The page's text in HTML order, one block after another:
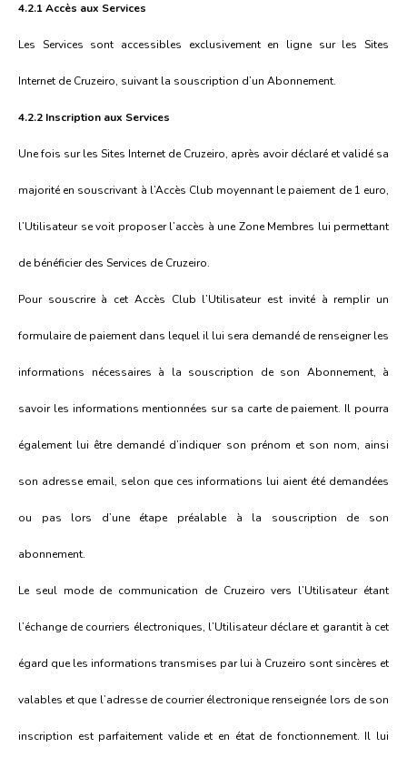
4.2.1 Accès aux Services
Les Services sont accessibles exclusivement en ligne sur les Sites
Internet de Cruzeiro, suivant la souscription d’un Abonnement.
4.2.2 Inscription aux Services
Une fois sur les Sites Internet de Cruzeiro, après avoir déclaré et validé sa
majorité en souscrivant à l’Accès Club moyennant le paiement de 1 euro,
l’Utilisateur se voit proposer l’accès à une Zone Membres lui permettant
de bénéficier des Services de Cruzeiro.
Pour souscrire à cet Accès Club l’Utilisateur est invité à remplir un
formulaire de paiement dans lequel il lui sera demandé de renseigner les
informations nécessaires à la souscription de son Abonnement, à
savoir les informations mentionnées sur sa carte de paiement. Il pourra
également lui être demandé d’indiquer son prénom et son nom, ainsi
son adresse email, selon que ces informations lui aient été demandées
ou pas lors d’une étape préalable à la souscription de son
abonnement.
Le seul mode de communication de Cruzeiro vers l’Utilisateur étant
l’échange de courriers électroniques, l’Utilisateur déclare et garantit à cet
égard que les informations transmises par lui à Cruzeiro sont sincères et
valables et que l’adresse de courrier électronique renseignée lors de son
inscription est parfaitement valide et en état de fonctionnement. Il lui